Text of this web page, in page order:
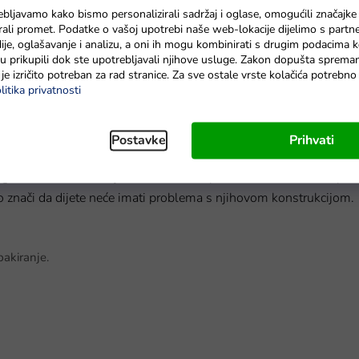
kako bismo personalizirali sadržaj i oglase, omogućili
promet. Podatke o vašoj upotrebi naše web-lokacije dijelimo s
oglašavanje i analizu, a oni ih mogu kombinirati s drugim podacima
prikupili dok ste upotrebljavali njihove usluge. Zakon dopušta
izričito potreban za rad stranice. Za sve ostale vrste kolačića
privatnosti
Postavke Prihvati
MT1568
Na zalihama
zabave.
da dijete neće imati problema s njihovom konstrukcijom.